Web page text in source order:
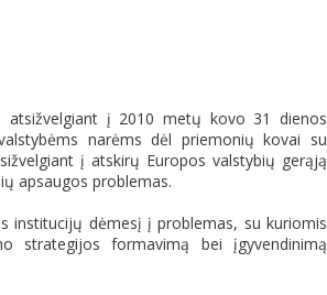
atsižvelgiant į 2010 metų kovo 31 dienos
narėms dėl priemonių kovai su
į atskirų Europos valstybių gerąją
apsaugos problemas.
institucijų dėmesį į problemas, su kuriomis
strategijos formavimą bei įgyvendinimą